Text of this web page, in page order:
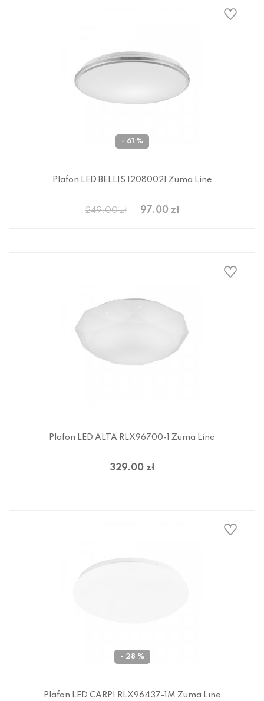
- 61 %
Plafon LED BELLIS 12080021 Zuma Line
249.00 zł 97.00 zł
Plafon LED ALTA RLX96700-1 Zuma Line
329.00 zł
- 28 %
Plafon LED CARPI RLX96437-1M Zuma Line